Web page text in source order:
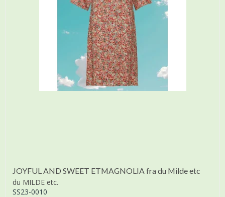
JOYFUL AND SWEET ETMAGNOLIA fra du Milde etc
du MILDE etc.
SS23-0010